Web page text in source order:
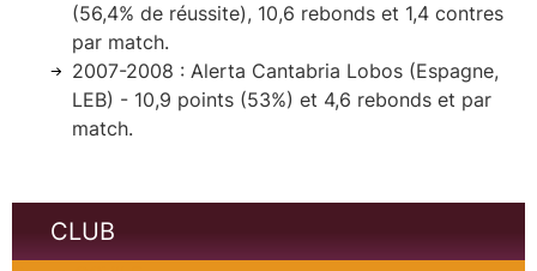
(56,4% de réussite), 10,6 rebonds et 1,4 contres
par match.
2007-2008 : Alerta Cantabria Lobos (Espagne,
LEB) - 10,9 points (53%) et 4,6 rebonds et par
match.
CLUB